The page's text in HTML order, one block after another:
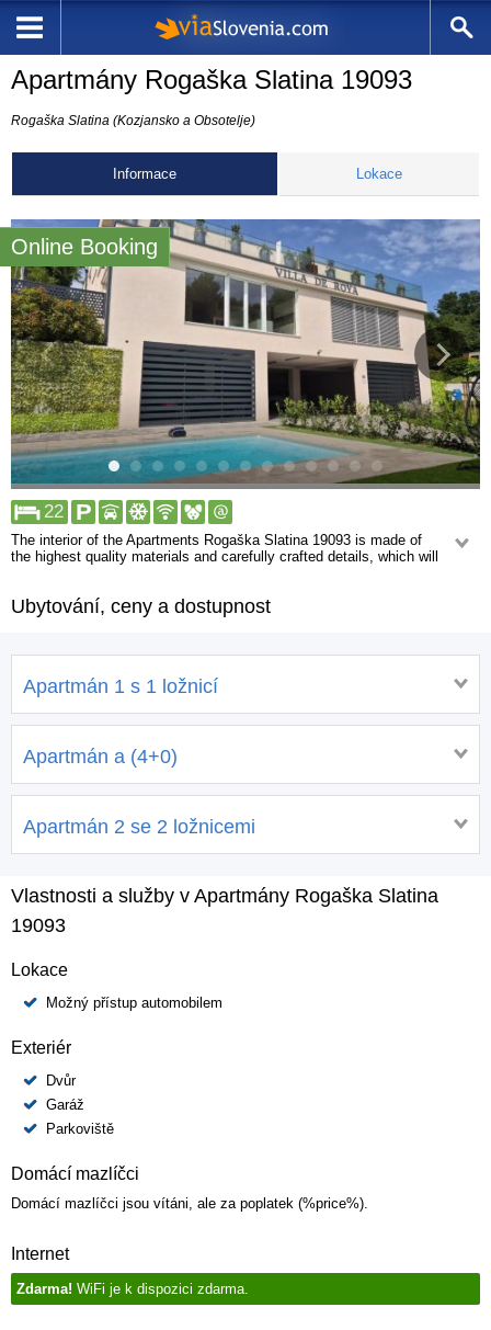
Apartmány Rogaška Slatina 19093
Rogaška Slatina (Kozjansko a Obsotelje)
Informace Lokace
Online Booking
22
The interior of the Apartments Rogaška Slatina 19093 is made of
the highest quality materials and carefully crafted details, which will
Ubytování, ceny a dostupnost
Apartmán 1 s 1 ložnicí
Apartmán a (4+0)
Apartmán 2 se 2 ložnicemi
Vlastnosti a služby v Apartmány Rogaška Slatina
19093
Lokace
Možný přístup automobilem
Exteriér
Dvůr
Garáž
Parkoviště
Domácí mazlíčci
Domácí mazlíčci jsou vítáni, ale za poplatek (%price%).
Internet
Zdarma! WiFi je k dispozici zdarma.